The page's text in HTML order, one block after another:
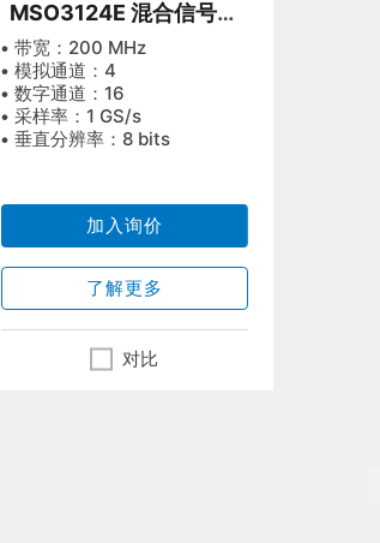
MSO3124E 混合信号示
波器
• 带宽：200 MHz
• 模拟通道：4
• 数字通道：16
• 采样率：1 GS/s
• 垂直分辨率：8 bits
加入询价
了解更多
对比